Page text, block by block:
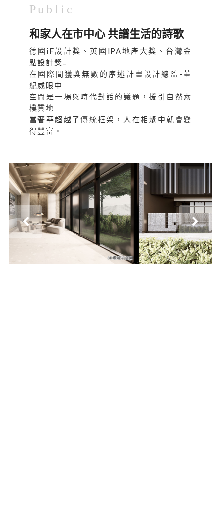
Public
和家人在市中心 共譜生活的詩歌
德國iF設計獎、英國IPA地產大獎、台灣金
點設計獎…
在國際間獲獎無數的序述計畫設計總監-董
紀威眼中
空間是一場與時代對話的議題，援引自然素
樸質地
當奢華超越了傳統框架，人在相聚中就會變
得豐富。